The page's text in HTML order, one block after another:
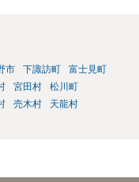
市 下諏訪町
富士見町
宮田村
松川町
売木村
天龍村